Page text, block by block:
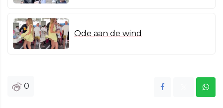
Ode aan de wind
0